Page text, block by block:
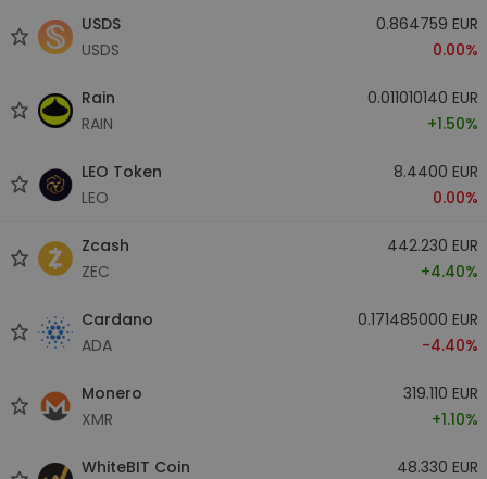
USDS
USDS
0.864759 EUR
0.00%
Rain
RAIN
0.011010140 EUR
+1.50%
LEO Token
LEO
8.4400 EUR
0.00%
Zcash
ZEC
442.230 EUR
+4.40%
Cardano
ADA
0.171485000 EUR
-4.40%
Monero
XMR
319.110 EUR
+1.10%
WhiteBIT Coin
48.330 EUR